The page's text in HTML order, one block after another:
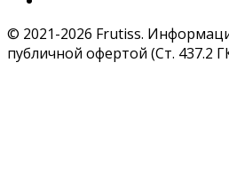
© 2021-2026 Frutiss.
публичной офертой (Ст. 437.2